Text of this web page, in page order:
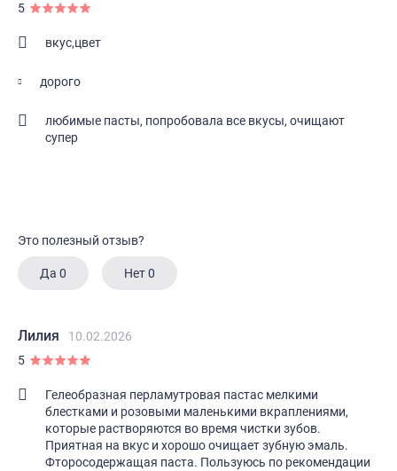
5
вкус,цвет
дорого
любимые пасты, попробовала все вкусы, очищают
супер
Это полезный отзыв?
Да 0 Нет0
Лилия
10.02.2026
5
Гелеобразная перламутровая пастас мелкими
блестками и розовыми маленькими вкраплениями,
которые растворяются во время чистки зубов.
Приятная на вкус и хорошо очищает зубную эмаль.
Фторосодержащая паста. Пользуюсь по рекомендации